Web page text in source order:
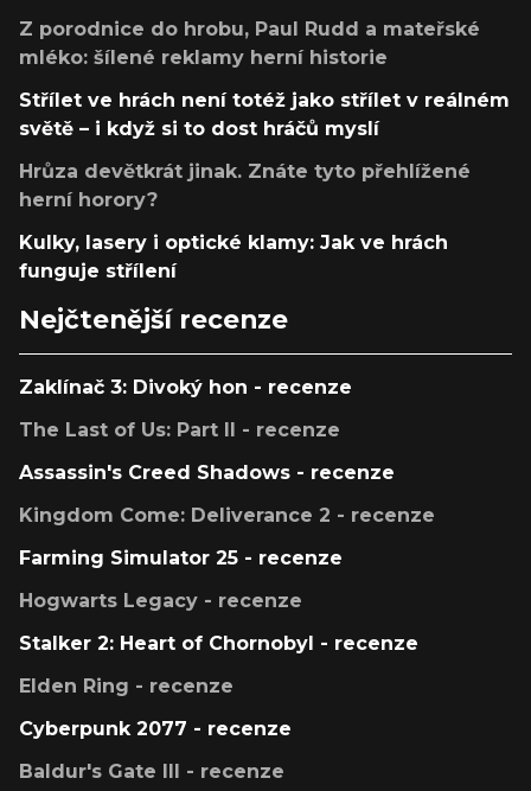
Z porodnice do hrobu, Paul Rudd a mateřské
mléko: šílené reklamy herní historie
Střílet ve hrách není totéž jako střílet v reálném
světě – i když si to dost hráčů myslí
Hrůza devětkrát jinak. Znáte tyto přehlížené
herní horory?
Kulky, lasery i optické klamy: Jak ve hrách
funguje střílení
Nejčtenější recenze
Zaklínač 3: Divoký hon - recenze
The Last of Us: Part II - recenze
Assassin's Creed Shadows - recenze
Kingdom Come: Deliverance 2 - recenze
Farming Simulator 25 - recenze
Hogwarts Legacy - recenze
Stalker 2: Heart of Chornobyl - recenze
Elden Ring - recenze
Cyberpunk 2077 - recenze
Baldur's Gate III - recenze